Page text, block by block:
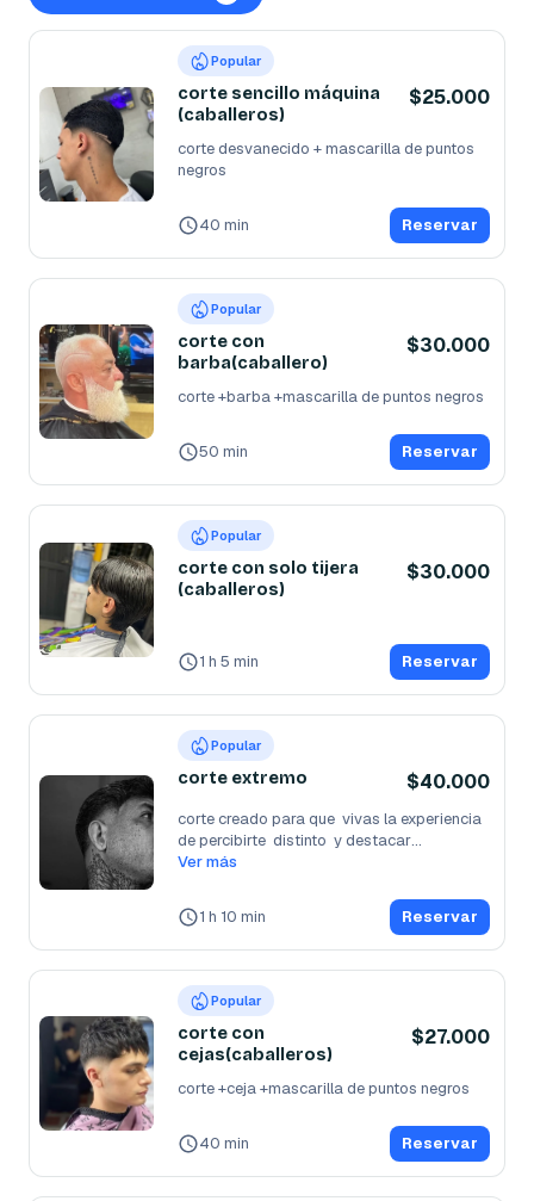
Popular
corte sencillo máquina
(caballeros)
$25.000
corte desvanecido + mascarilla de puntos
negros
40 min Reservar
Popular
corte con
barba(caballero)
$30.000
corte +barba +mascarilla de puntos negros
50 min Reservar
Popular
corte con solo tijera
(caballeros)
$30.000
1 h 5 min Reservar
Popular
corte extremo $40.000
corte creado para que  vivas la experiencia
de percibirte  distinto  y destacar...
Ver más
1 h 10 min Reservar
Popular
corte con
cejas(caballeros)
$27.000
corte +ceja +mascarilla de puntos negros
40 min Reservar